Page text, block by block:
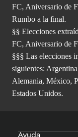
FC, Aniversario de
Rumbo a la final.
§§ Elecciones
FC, Aniversario de
§§§ Las elecciones
siguientes:
Alemania, México,
Estados Unidos.
Ayuda